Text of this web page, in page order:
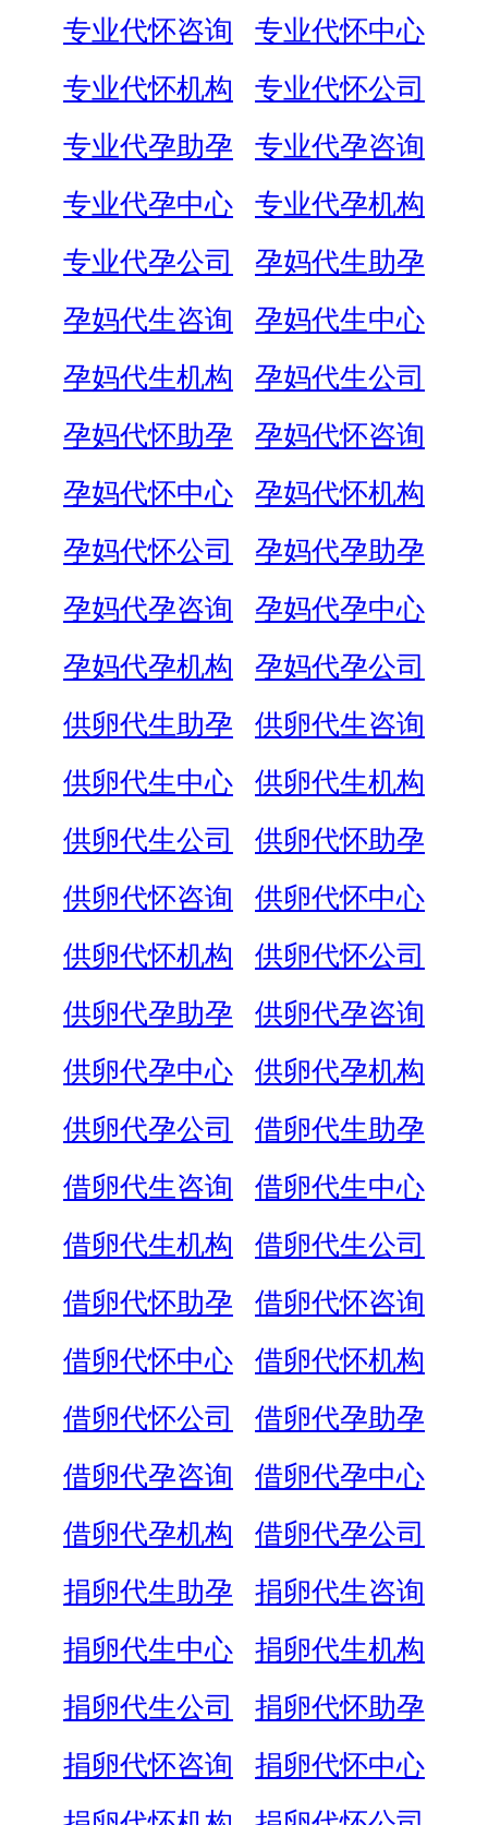
专业代怀咨询
专业代怀中心
专业代怀机构
专业代怀公司
专业代孕助孕
专业代孕咨询
专业代孕中心
专业代孕机构
专业代孕公司
孕妈代生助孕
孕妈代生咨询
孕妈代生中心
孕妈代生机构
孕妈代生公司
孕妈代怀助孕
孕妈代怀咨询
孕妈代怀中心
孕妈代怀机构
孕妈代怀公司
孕妈代孕助孕
孕妈代孕咨询
孕妈代孕中心
孕妈代孕机构
孕妈代孕公司
供卵代生助孕
供卵代生咨询
供卵代生中心
供卵代生机构
供卵代生公司
供卵代怀助孕
供卵代怀咨询
供卵代怀中心
供卵代怀机构
供卵代怀公司
供卵代孕助孕
供卵代孕咨询
供卵代孕中心
供卵代孕机构
供卵代孕公司
借卵代生助孕
借卵代生咨询
借卵代生中心
借卵代生机构
借卵代生公司
借卵代怀助孕
借卵代怀咨询
借卵代怀中心
借卵代怀机构
借卵代怀公司
借卵代孕助孕
借卵代孕咨询
借卵代孕中心
借卵代孕机构
借卵代孕公司
捐卵代生助孕
捐卵代生咨询
捐卵代生中心
捐卵代生机构
捐卵代生公司
捐卵代怀助孕
捐卵代怀咨询
捐卵代怀中心